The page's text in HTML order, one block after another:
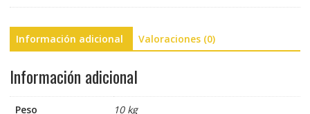
Información adicional Valoraciones (0)
Información adicional
Peso
10 kg